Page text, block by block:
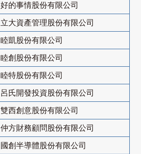
好的事情股份有限公司
立大資產管理股份有限公司
睦凱股份有限公司
睦創股份有限公司
睦特股份有限公司
呂氏開發投資股份有限公司
雙西創意股份有限公司
仲方財務顧問股份有限公司
國創半導體股份有限公司